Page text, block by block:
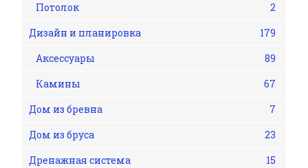
Потолок
2
Дизайн и планировка
179
Аксессуары
89
Камины
67
Дом из бревна
7
Дом из бруса
23
Дренажная система
15